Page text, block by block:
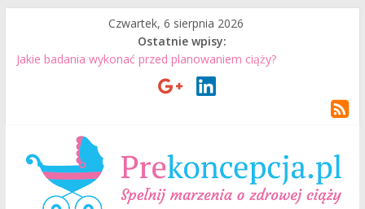
Czwartek, 6 sierpnia 2026
Ostatnie wpisy:
Jakie badania wykonać przed planowaniem ciąży?
Jak mężczyzna może przygotować się do ciąży? 7 rzeczy, które
specjalistą?
Planowanie ciąży. Jak planować ciążę? Jak przygotować się do